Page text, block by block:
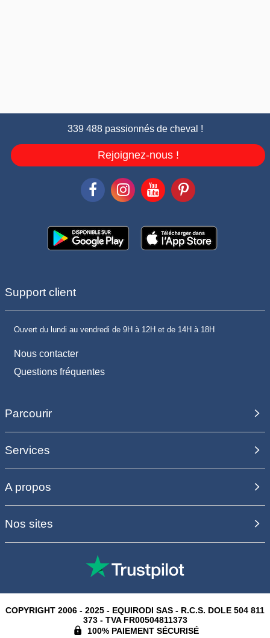
339 488 passionnés de cheval !
Rejoignez-nous !
Support client
Ouvert du lundi au vendredi de 9H à 12H et de 14H à 18H
Nous contacter
Questions fréquentes
Parcourir
Services
A propos
Nos sites
COPYRIGHT 2006 - 2025 - EQUIRODI SAS - R.C.S. DOLE 504 811
373 - TVA FR00504811373
100% PAIEMENT SÉCURISÉ